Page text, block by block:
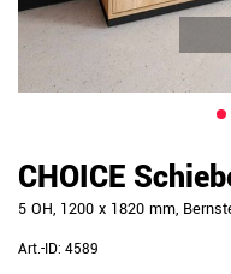
CHOICE
5 OH, 1200 x 1820 mm,
Art.-ID: 4589